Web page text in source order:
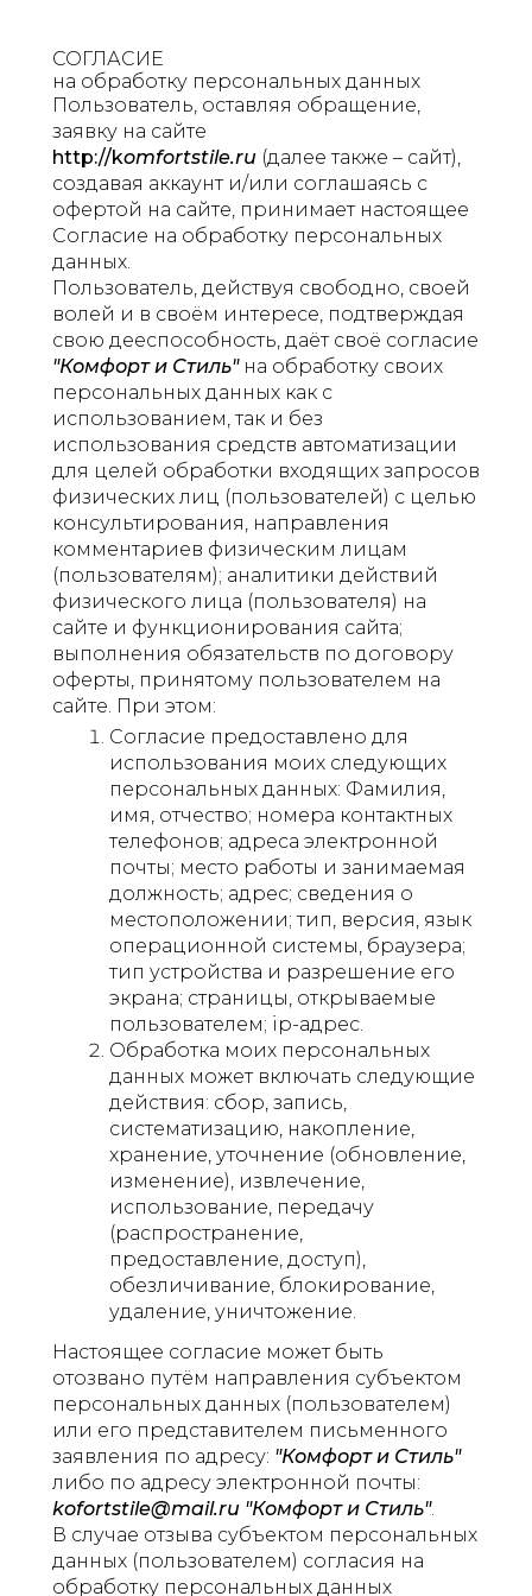
СОГЛАСИЕ
на обработку персональных данных
Пользователь, оставляя обращение,
заявку на сайте
http://komfortstile.ru (далее также – сайт),
создавая аккаунт и/или соглашаясь с
офертой на сайте, принимает настоящее
Согласие на обработку персональных
данных.
Пользователь, действуя свободно, своей
волей и в своём интересе, подтверждая
свою дееспособность, даёт своё согласие
"Комфорт и Стиль"на обработку своих
персональных данных как с
использованием, так и без
использования средств автоматизации
для целей обработки входящих запросов
физических лиц (пользователей) с целью
консультирования, направления
комментариев физическим лицам
(пользователям); аналитики действий
физического лица (пользователя) на
сайте и функционирования сайта;
выполнения обязательств по договору
оферты, принятому пользователем на
сайте. При этом:
Согласие предоставлено для
использования моих следующих
персональных данных: Фамилия,
имя, отчество; номера контактных
телефонов; адреса электронной
почты; место работы и занимаемая
должность; адрес; сведения о
местоположении; тип, версия, язык
операционной системы, браузера;
тип устройства и разрешение его
экрана; страницы, открываемые
пользователем; ip-адрес.
Обработка моих персональных
данных может включать следующие
действия: сбор, запись,
систематизацию, накопление,
хранение, уточнение (обновление,
изменение), извлечение,
использование, передачу
(распространение,
предоставление, доступ),
обезличивание, блокирование,
удаление, уничтожение.
Настоящее согласие может быть
отозвано путём направления субъектом
персональных данных (пользователем)
или его представителем письменного
заявления по адресу: "Комфорт и Стиль"
либо по адресу электронной почты:
kofortstile@mail.ru "Комфорт и Стиль".
В случае отзыва субъектом персональных
данных (пользователем) согласия на
обработку персональных данных